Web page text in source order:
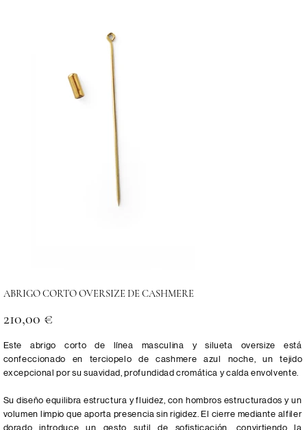
ABRIGO CORTO OVERSIZE DE CASHMERE
210,00 €
Este abrigo corto de línea masculina y silueta oversize está
confeccionado en terciopelo de cashmere azul noche, un tejido
excepcional por su suavidad, profundidad cromática y caída envolvente.
Su diseño equilibra estructura y fluidez, con hombros estructurados y un
volumen limpio que aporta presencia sin rigidez. El cierre mediante alfiler
dorado introduce un gesto sutil de sofisticación, convirtiendo la